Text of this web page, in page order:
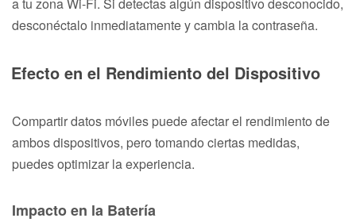
desconéctalo inmediatamente y cambia la contraseña.
Efecto en el Rendimiento del Dispositivo
Compartir datos móviles puede afectar el rendimiento de
ambos dispositivos, pero tomando ciertas medidas,
puedes optimizar la experiencia.
Impacto en la Batería